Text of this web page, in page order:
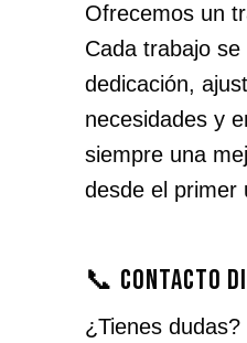
Ofrecemos un
Cada trabajo se
dedicación,
necesidades y
siempre una
desde el primer
📞 Contacto
¿Tienes